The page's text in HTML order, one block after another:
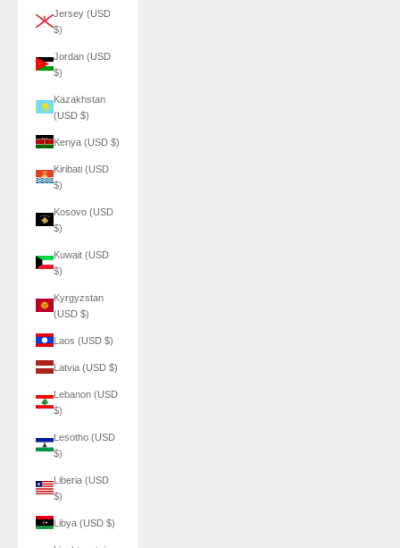
Jersey (USD
$)
Jordan (USD
$)
Kazakhstan
(USD $)
Kenya (USD $)
Kiribati (USD
$)
Kosovo (USD
$)
Kuwait (USD
$)
Kyrgyzstan
(USD $)
Laos (USD $)
Latvia (USD $)
Lebanon (USD
$)
Lesotho (USD
$)
Liberia (USD
$)
Libya (USD $)